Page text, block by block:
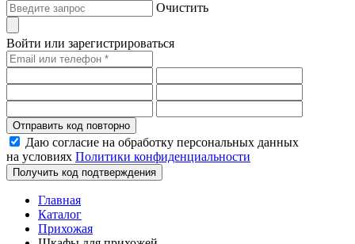
Очистить
Войти или зарегистрироваться
Отправить код повторно
Даю согласие на обработку персональных данных
на условиях Политики конфиденциальности
Получить код подтверждения
Главная
Каталог
Прихожая